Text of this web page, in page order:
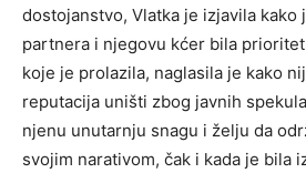
dostojanstvo, Vlatka je izjavila kako
partnera i njegovu kćer bila
koje je prolazila, naglasila je kako
reputacija uništi zbog javnih
njenu unutarnju snagu i želju da
svojim narativom, čak i kada je bila